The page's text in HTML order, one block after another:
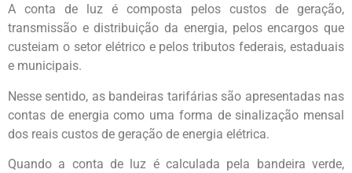
A conta de luz é composta pelos custos de geração,
transmissão e distribuição da energia, pelos encargos que
custeiam o setor elétrico e pelos tributos federais, estaduais
e municipais.
Nesse sentido, as bandeiras tarifárias são apresentadas nas
contas de energia como uma forma de sinalização mensal
dos reais custos de geração de energia elétrica.
Quando a conta de luz é calculada pela bandeira verde,